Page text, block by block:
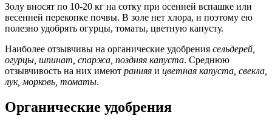
Золу вносят по 10-20 кг на сотку при осенней вспашке или
весенней перекопке почвы. В золе нет хлора, и поэтому ею
полезно удобрять огурцы, томаты, цветную капусту.
Наиболее отзывчивы на органические удобрения сельдерей,
огурцы, шпинат, спаржа, поздняя капуста. Среднюю
отзывчивость на них имеют ранняя и цветная капуста, свекла,
лук, морковь, томаты.
Органические удобрения